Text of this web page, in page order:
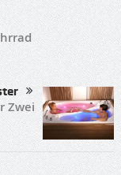
Zwei